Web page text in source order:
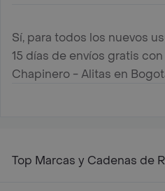
Sí, para todos los nuevos
15 días de envíos gratis con
Chapinero - Alitas en
Top Marcas y Cadenas de